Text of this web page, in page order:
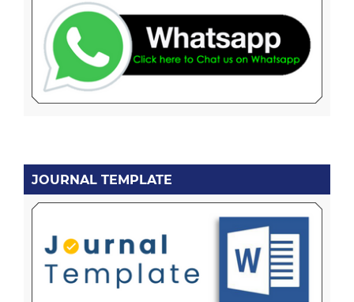
JOURNAL TEMPLATE